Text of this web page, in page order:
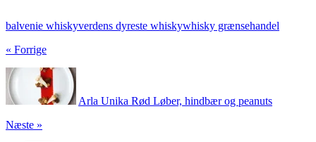
balvenie whiskyverdens dyreste whiskywhisky grænsehandel
« Forrige
Arla Unika Rød Løber, hindbær og peanuts
Næste »